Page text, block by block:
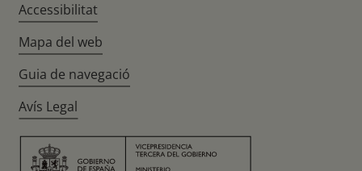
Accessibilitat
Mapa del web
Guia de navegació
Avís Legal